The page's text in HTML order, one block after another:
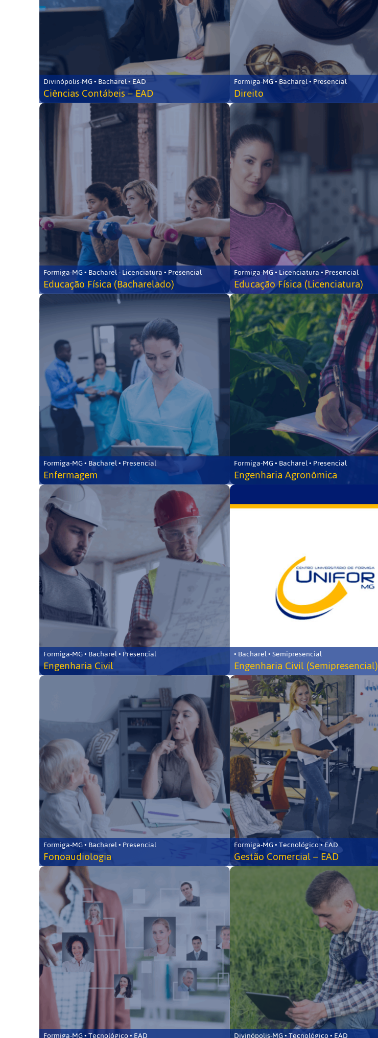
Divinópolis-MG • Bacharel • EAD
Ciências Contábeis – EAD
Formiga-MG • Bacharel • Presencial
Direito
Formiga-MG • Bacharel - Licenciatura • Presencial
Educação Física (Bacharelado)
Formiga-MG • Licenciatura • Presencial
Educação Física (Licenciatura)
Formiga-MG • Bacharel • Presencial
Enfermagem
Formiga-MG • Bacharel • Presencial
Engenharia Agronômica
Formiga-MG • Bacharel • Presencial
Engenharia Civil
• Bacharel • Semipresencial
Engenharia Civil (Semipresencial)
Formiga-MG • Bacharel • Presencial
Fonoaudiologia
Formiga-MG • Tecnológico • EAD
Gestão Comercial – EAD